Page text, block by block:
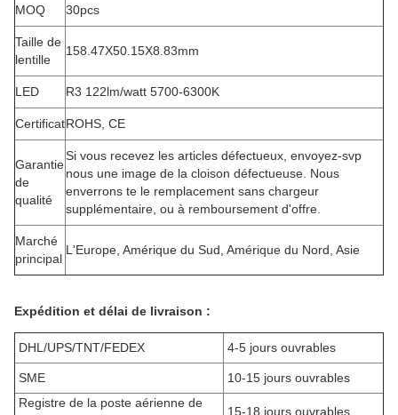
MOQ 30pcs
Taille de
lentille
158.47X50.15X8.83mm
LED R3 122lm/watt 5700-6300K
CertificatROHS, CE
Garantie
de
qualité
Si vous recevez les articles défectueux, envoyez-svp
nous une image de la cloison défectueuse. Nous
enverrons te le remplacement sans chargeur
supplémentaire, ou à remboursement d'offre.
Marché
principal
L'Europe, Amérique du Sud, Amérique du Nord, Asie
Expédition et délai de livraison :
DHL/UPS/TNT/FEDEX 4-5 jours ouvrables
SME
10-15 jours ouvrables
Registre de la poste aérienne de
15-18 jours ouvrables